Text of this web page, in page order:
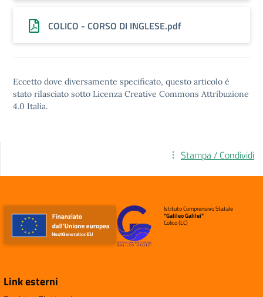
COLICO - CORSO DI INGLESE.pdf
Eccetto dove diversamente specificato, questo articolo è
stato rilasciato sotto Licenza Creative Commons Attribuzione
4.0 Italia.
Stampa / Condividi
Istituto Comprensivo Statale
"Galileo Galilei"
Colico (LC)
Link esterni